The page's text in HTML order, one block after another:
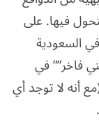
فيها. على
السعودية
فاخر”” في
أنه لا توجد أي